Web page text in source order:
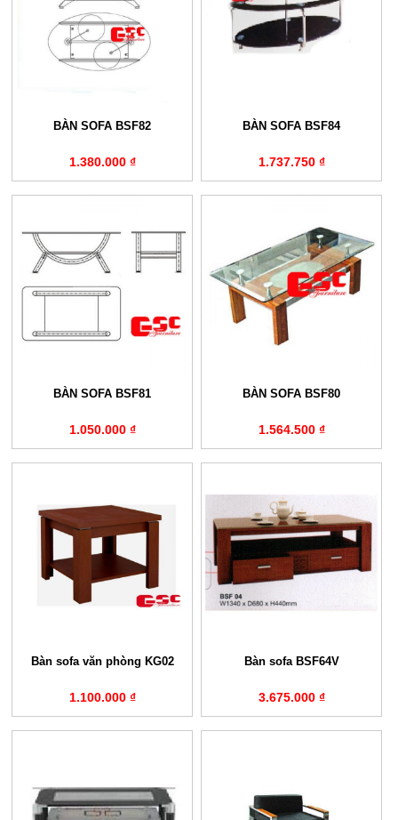
BÀN SOFA BSF82
1.380.000 ₫
BÀN SOFA BSF84
1.737.750 ₫
BÀN SOFA BSF81
1.050.000 ₫
BÀN SOFA BSF80
1.564.500 ₫
Bàn sofa văn phòng KG02
1.100.000 ₫
Bàn sofa BSF64V
3.675.000 ₫